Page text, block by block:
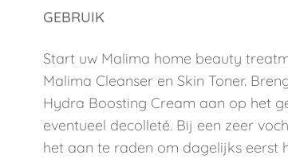
GEBRUIK
Start uw Malima home beauty
Malima Cleanser en Skin Toner.
Hydra Boosting Cream aan op het
eventueel decolleté. Bij een zeer
het aan te raden om dagelijks eerst